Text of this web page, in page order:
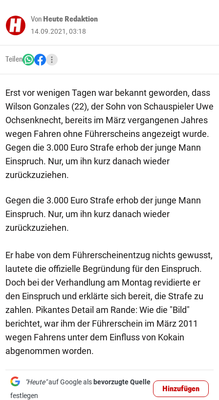
Von Heute Redaktion
14.09.2021, 03:18
Teilen
Erst vor wenigen Tagen war bekannt geworden, dass
Wilson Gonzales (22), der Sohn von Schauspieler Uwe
Ochsenknecht, bereits im März vergangenen Jahres
wegen Fahren ohne Führerscheins angezeigt wurde.
Gegen die 3.000 Euro Strafe erhob der junge Mann
Einspruch. Nur, um ihn kurz danach wieder
zurückzuziehen.
Gegen die 3.000 Euro Strafe erhob der junge Mann
Einspruch. Nur, um ihn kurz danach wieder
zurückzuziehen.
Er habe von dem Führerscheinentzug nichts gewusst,
lautete die offizielle Begründung für den Einspruch.
Doch bei der Verhandlung am Montag revidierte er
den Einspruch und erklärte sich bereit, die Strafe zu
zahlen. Pikantes Detail am Rande: Wie die "Bild"
berichtet, war ihm der Führerschein im März 2011
wegen Fahrens unter dem Einfluss von Kokain
abgenommen worden.
"Heute"auf Google als bevorzugte Quelle
festlegen
Hinzufügen